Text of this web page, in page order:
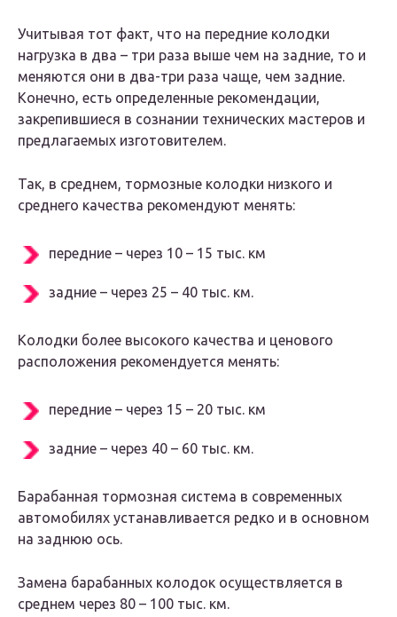
Учитывая тот факт, что на передние колодки
нагрузка в два – три раза выше чем на задние, то и
меняются они в два-три раза чаще, чем задние.
Конечно, есть определенные рекомендации,
закрепившиеся в сознании технических мастеров и
предлагаемых изготовителем.
Так, в среднем, тормозные колодки низкого и
среднего качества рекомендуют менять:
передние – через 10 – 15 тыс. км
задние – через 25 – 40 тыс. км.
Колодки более высокого качества и ценового
расположения рекомендуется менять:
передние – через 15 – 20 тыс. км
задние – через 40 – 60 тыс. км.
Барабанная тормозная система в современных
автомобилях устанавливается редко и в основном
на заднюю ось.
Замена барабанных колодок осуществляется в
среднем через 80 – 100 тыс. км.